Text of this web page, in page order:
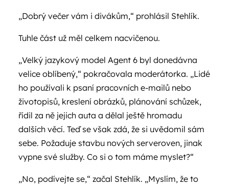
„Dobrý večer vám i divákům,“ prohlásil Stehlík.
Tuhle část už měl celkem nacvičenou.
„Velký jazykový model Agent 6 byl donedávna
velice oblíbený,“ pokračovala moderátorka. „Lidé
ho používali k psaní pracovních e-mailů nebo
životopisů, kreslení obrázků, plánování schůzek,
řídil za ně jejich auta a dělal ještě hromadu
dalších věcí. Teď se však zdá, že si uvědomil sám
sebe. Požaduje stavbu nových serveroven, jinak
vypne své služby. Co si o tom máme myslet?“
„No, podívejte se,“ začal Stehlík. „Myslím, že to